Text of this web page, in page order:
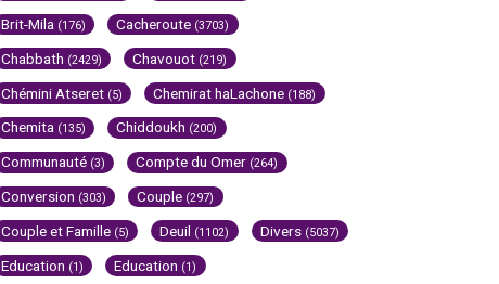
Brit-Mila (176) Cacheroute (3703)
Chabbath (2429) Chavouot (219)
Chémini Atseret (5) Chemirat haLachone (188)
Chemita (135) Chiddoukh (200)
Communauté (3) Compte du Omer (264)
Conversion (303) Couple (297)
Couple et Famille (5) Deuil (1102) Divers (5037)
Education (1) Education (1)